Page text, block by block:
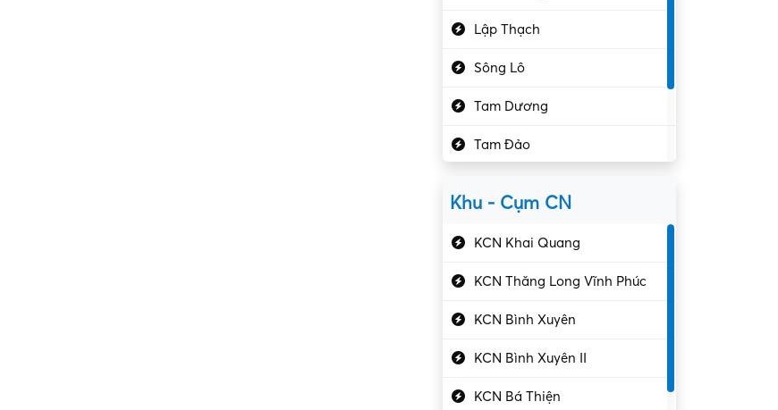
Kiểm soát chất lượng
Kỹ sư cơ khí
Kỹ sư điện
Kỹ thuật cao
Kỹ thuật mạng – IT
Làm bán thời gian
Lao động phổ thông
Lập Thạch
Sông Lô
Tam Dương
Tam Đảo
Khu - Cụm CN
KCN Khai Quang
KCN Thăng Long Vĩnh Phúc
KCN Bình Xuyên
KCN Bình Xuyên II
KCN Bá Thiện